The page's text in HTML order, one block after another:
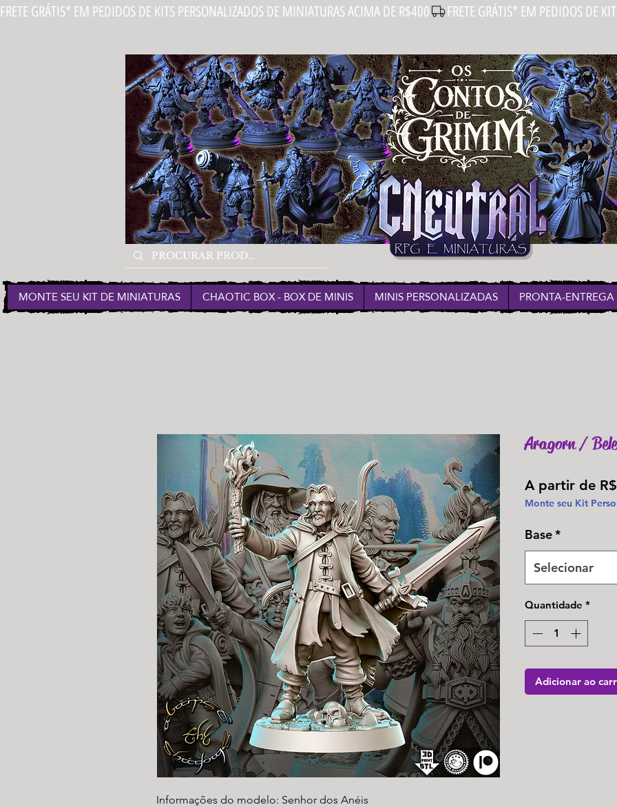
FRETE GRÁTIS* EM PEDIDOS DE KITS PERSONALIZADOS DE MINIATURAS ACIMA DE R$400
MONTE SEU KIT DE MINIATURAS CHAOTIC BOX - BOX DE MINIS MINIS PERSONALIZADAS PRONTA-ENTREGA
Informações do modelo: Senhor dos Anéis
Aragorn /
A partir de
Monte seu Kit
Base*
Selecionar
Quantidade *
Adicionar ao